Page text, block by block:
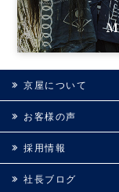
京屋について
お客様の声
採用情報
社長ブログ